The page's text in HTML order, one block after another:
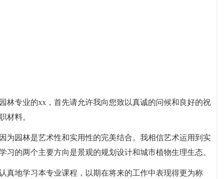
林专业的xx，首先请允许我向您致以真诚的问候和良好的祝
材料。
为园林是艺术性和实用性的完美结合。我相信艺术运用到实
习的两个主要方向是景观的规划设计和城市植物生理生态。
真地学习本专业课程，以期在将来的工作中表现得更为称